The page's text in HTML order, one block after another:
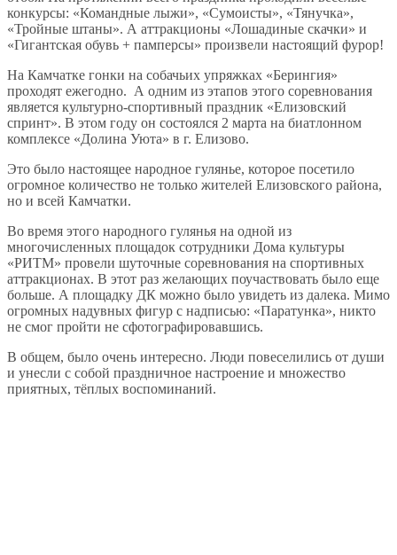
конкурсы: «Командные лыжи», «Сумоисты», «Тянучка»,
«Тройные штаны». А аттракционы «Лошадиные скачки» и
«Гигантская обувь + памперсы» произвели настоящий фурор!
На Камчатке гонки на собачьих упряжках «Берингия»
проходят ежегодно. А одним из этапов этого соревнования
является культурно-спортивный праздник «Елизовский
спринт». В этом году он состоялся 2 марта на биатлонном
комплексе «Долина Уюта» в г. Елизово.
Это было настоящее народное гулянье, которое посетило
огромное количество не только жителей Елизовского района,
но и всей Камчатки.
Во время этого народного гулянья на одной из
многочисленных площадок сотрудники Дома культуры
«РИТМ» провели шуточные соревнования на спортивных
аттракционах. В этот раз желающих поучаствовать было еще
больше. А площадку ДК можно было увидеть из далека. Мимо
огромных надувных фигур с надписью: «Паратунка», никто
не смог пройти не сфотографировавшись.
В общем, было очень интересно. Люди повеселились от души
и унесли с собой праздничное настроение и множество
приятных, тёплых воспоминаний.